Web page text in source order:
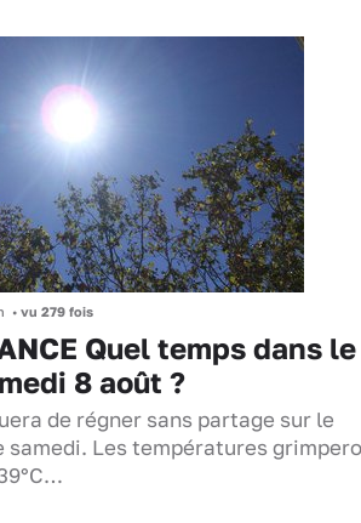
• vu 279 fois
Quel temps dans le
8 août ?
de régner sans partage sur le
samedi. Les températures